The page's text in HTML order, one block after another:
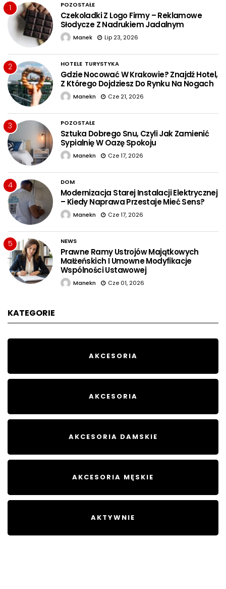
1 POZOSTAŁE
Czekoladki Z Logo Firmy – Reklamowe
Słodycze Z Nadrukiem Jadalnym
Manek Lip 23, 2026
2 HOTELE TURYSTYKA
Gdzie Nocować W Krakowie? Znajdź Hotel,
Z Którego Dojdziesz Do Rynku Na Nogach
Manekn Cze 21, 2026
3 POZOSTAŁE
Sztuka Dobrego Snu, Czyli Jak Zamienić
Sypialnię W Oazę Spokoju
Manekn Cze 17, 2026
4 DOM
Modernizacja Starej Instalacji Elektrycznej
– Kiedy Naprawa Przestaje Mieć Sens?
Manekn Cze 17, 2026
5 NEWS
Prawne Ramy Ustrojów Majątkowych
Małżeńskich I Umowne Modyfikacje
Wspólności Ustawowej
Manekn Cze 01, 2026
KATEGORIE
AKCESORIA
AKCESORIA
AKCESORIA DAMSKIE
AKCESORIA MĘSKIE
AKTYWNIE